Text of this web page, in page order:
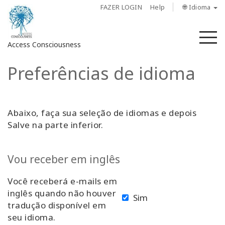
FAZER LOGIN Help 🌐 Idioma
Access Consciousness
Fazer
sua
conta
Bars
Regiões
Preferências de idioma
Abaixo, faça sua seleção de idiomas e depois
Salve na parte inferior.
Vou receber em inglês
Você receberá e-mails em
inglês quando não houver
tradução disponível em
seu idioma.
Sim